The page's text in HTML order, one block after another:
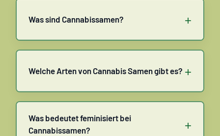
Was sind Cannabissamen? +
Welche Arten von Cannabis Samen gibt es? +
Was bedeutet feminisiert bei
Cannabissamen?
+